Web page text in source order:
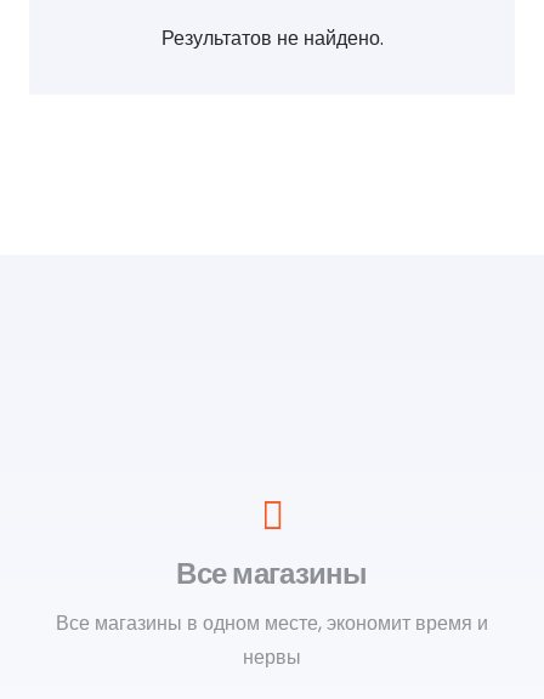
Результатов не найдено.
Все магазины
Все магазины в одном месте, экономит время и
нервы